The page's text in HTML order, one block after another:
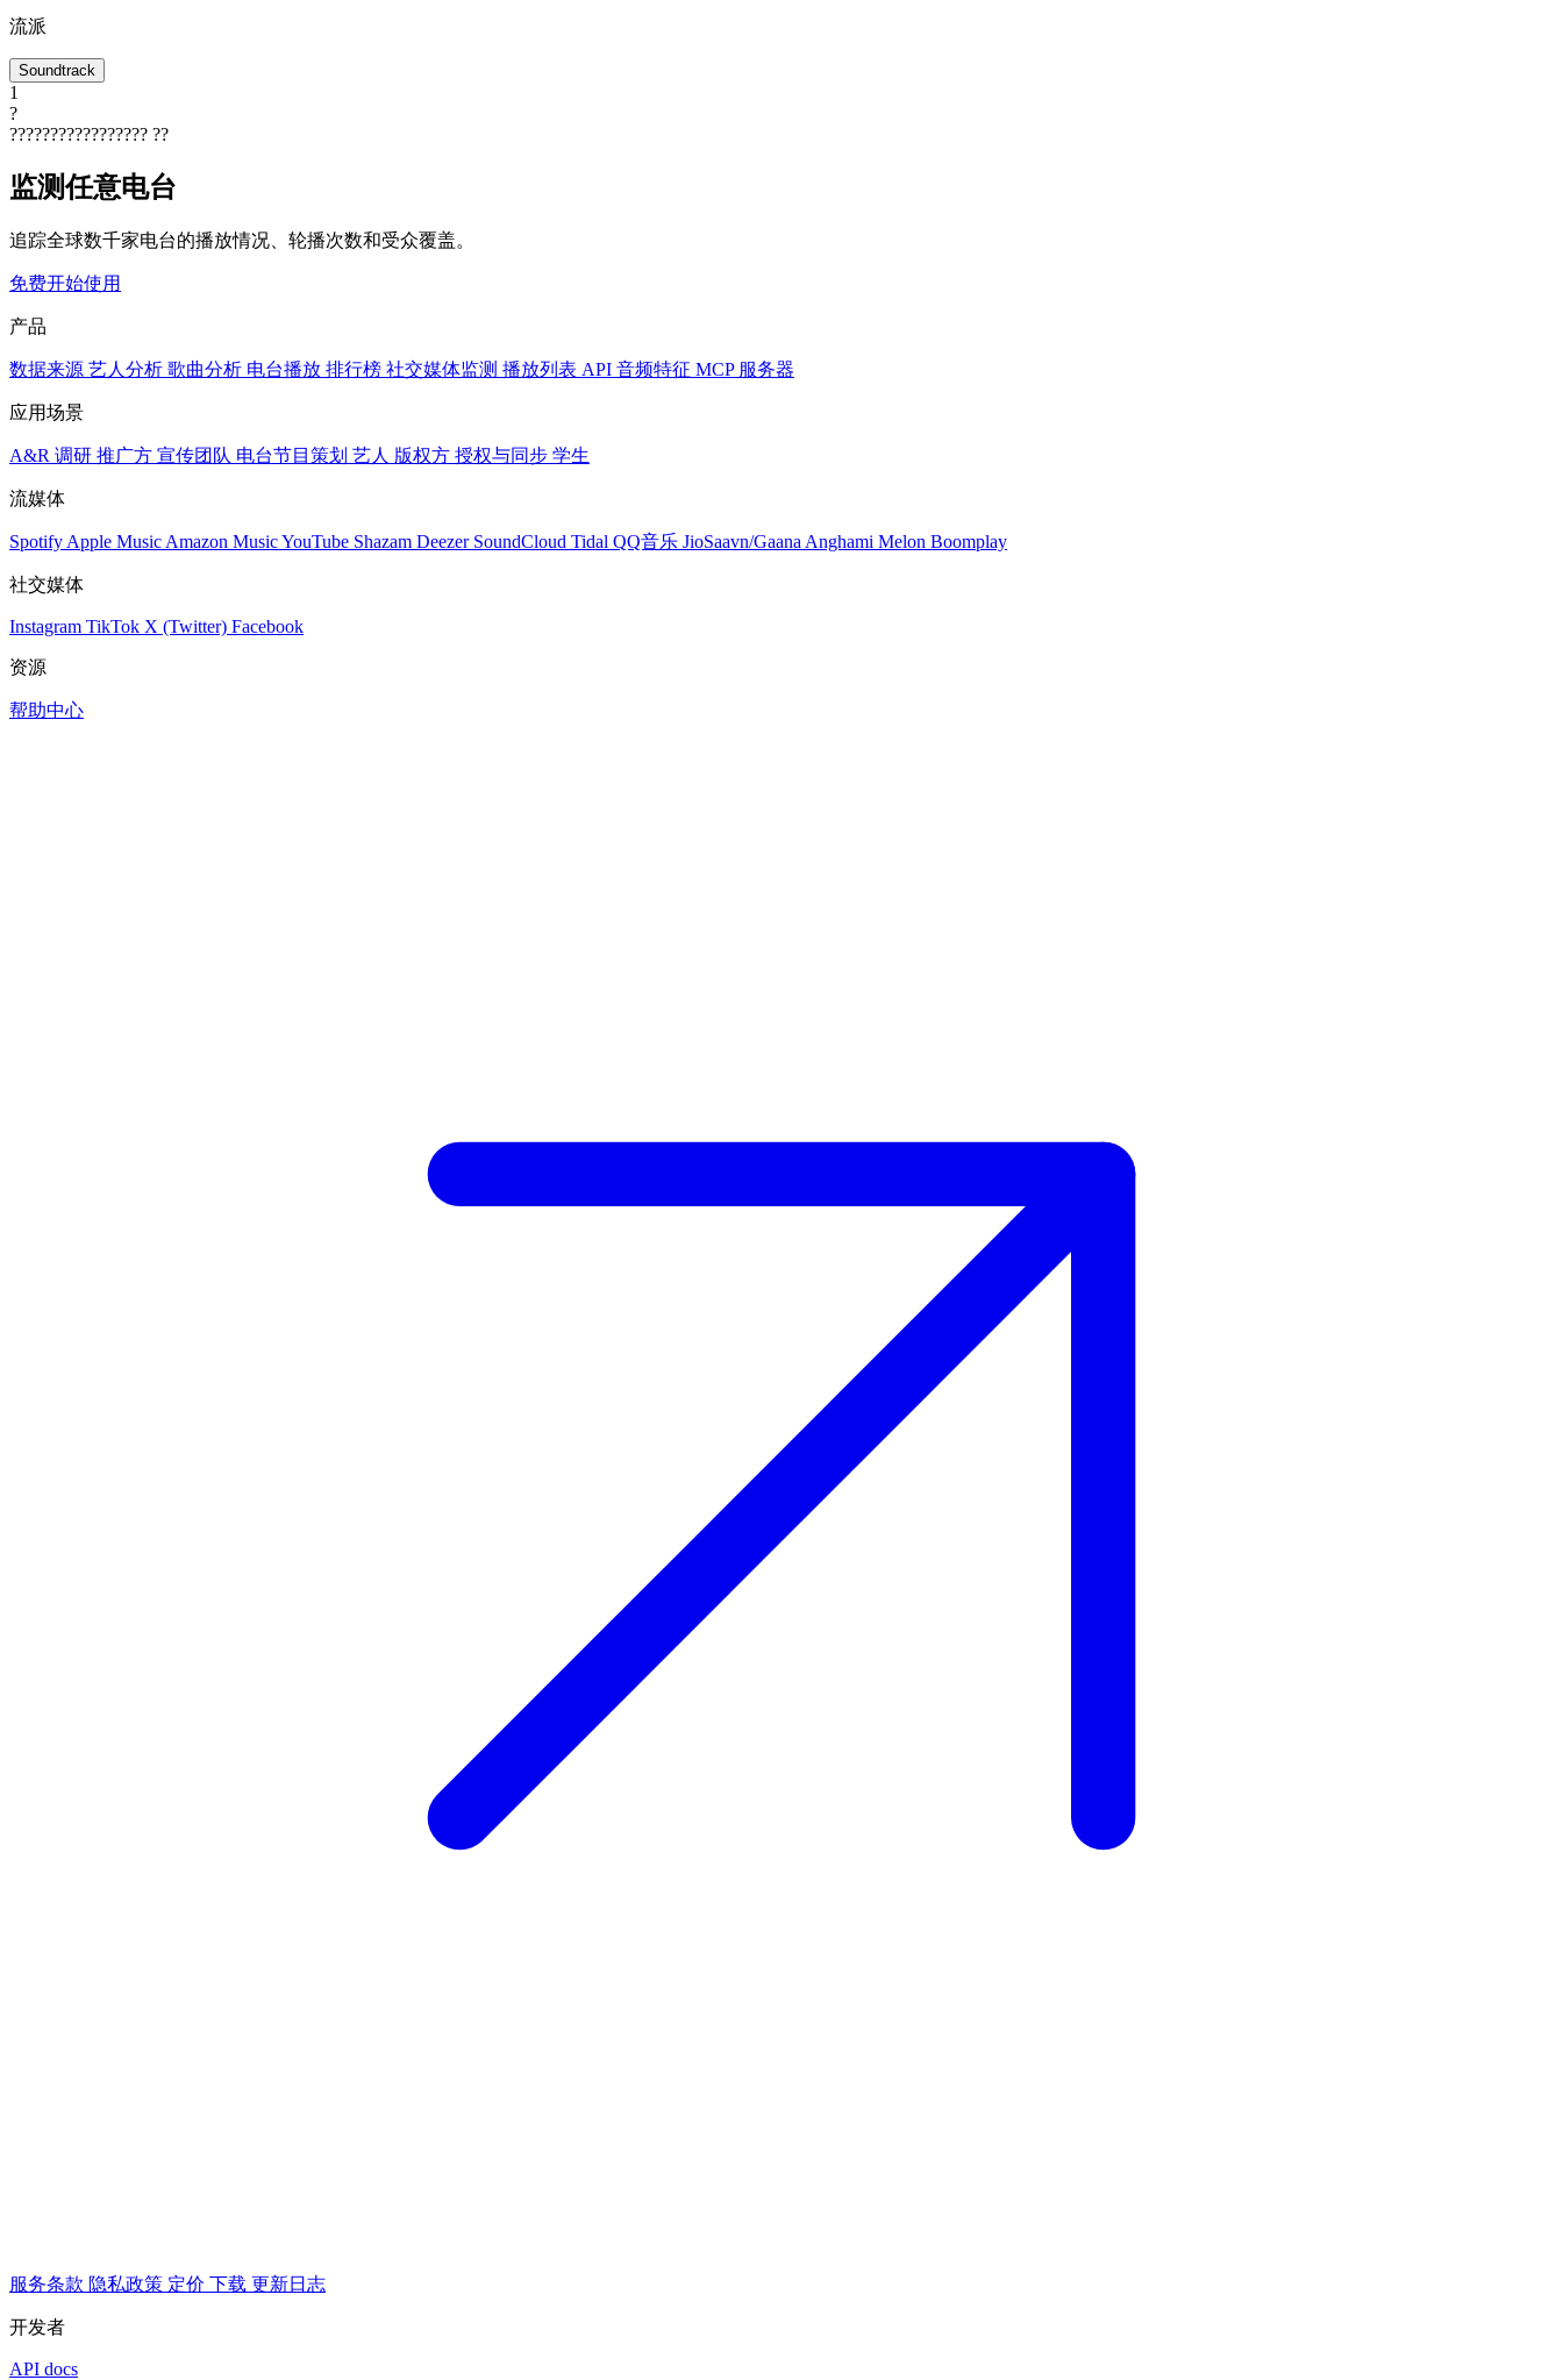
流派
Soundtrack
1
?
????????????????? ??
监测任意电台
追踪全球数千家电台的播放情况、轮播次数和受众覆盖。
免费开始使用
产品
数据来源 艺人分析 歌曲分析 电台播放 排行榜 社交媒体监测 播放列表 API 音频特征 MCP 服务器
应用场景
A&R 调研 推广方 宣传团队 电台节目策划 艺人 版权方 授权与同步 学生
流媒体
Spotify Apple Music Amazon MusicYouTube Shazam Deezer SoundCloud Tidal QQ音乐 JioSaavn/Gaana Anghami Melon Boomplay
社交媒体
Instagram TikTok X (Twitter) Facebook
资源
帮助中心
服务条款 隐私政策 定价 下载 更新日志
开发者
API docs